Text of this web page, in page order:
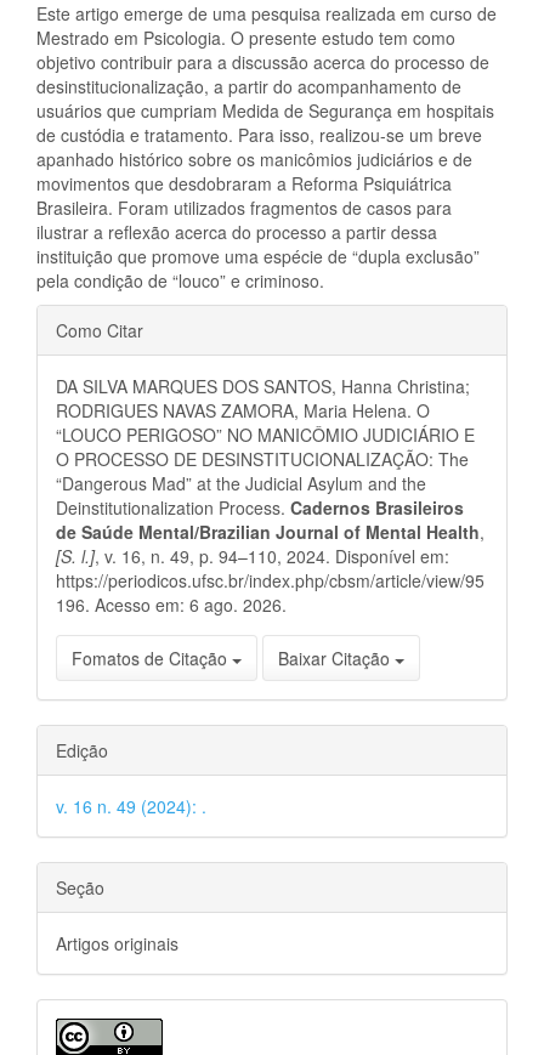
Este artigo emerge de uma pesquisa realizada em curso de
Mestrado em Psicologia. O presente estudo tem como
objetivo contribuir para a discussão acerca do processo de
desinstitucionalização, a partir do acompanhamento de
usuários que cumpriam Medida de Segurança em hospitais
de custódia e tratamento. Para isso, realizou-se um breve
apanhado histórico sobre os manicômios judiciários e de
movimentos que desdobraram a Reforma Psiquiátrica
Brasileira. Foram utilizados fragmentos de casos para
ilustrar a reflexão acerca do processo a partir dessa
instituição que promove uma espécie de “dupla exclusão”
pela condição de “louco” e criminoso.
Detalhes
do
artigo
Como Citar
DA SILVA MARQUES DOS SANTOS, Hanna Christina;
RODRIGUES NAVAS ZAMORA, Maria Helena. O
“LOUCO PERIGOSO” NO MANICÔMIO JUDICIÁRIO E
O PROCESSO DE DESINSTITUCIONALIZAÇÃO: The
“Dangerous Mad” at the Judicial Asylum and the
Deinstitutionalization Process. Cadernos Brasileiros
de Saúde Mental/Brazilian Journal of Mental Health,
[S. l.], v. 16, n. 49, p. 94–110, 2024. Disponível em:
https://periodicos.ufsc.br/index.php/cbsm/article/view/95
196. Acesso em: 6 ago. 2026.
Fomatos de Citação Baixar Citação
Edição
v. 16 n. 49 (2024): .
Seção
Artigos originais